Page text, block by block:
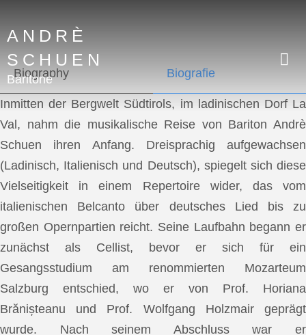
ANDRÈ
SCHUEN
Baritone
Biography Biografie
Inmitten der Bergwelt Südtirols, im ladinischen Dorf La
Val, nahm die musikalische Reise von Bariton Andrè
Schuen ihren Anfang. Dreisprachig aufgewachsen
(Ladinisch, Italienisch und Deutsch), spiegelt sich diese
Vielseitigkeit in einem Repertoire wider, das vom
italienischen Belcanto über deutsches Lied bis zu
großen Opernpartien reicht. Seine Laufbahn begann er
zunächst als Cellist, bevor er sich für ein
Gesangsstudium am renommierten Mozarteum
Salzburg entschied, wo er von Prof. Horiana
Brănișteanu und Prof. Wolfgang Holzmair geprägt
wurde. Nach seinem Abschluss war er